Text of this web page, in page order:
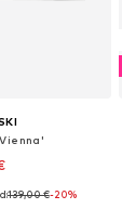
One Size
139,00 €-20%